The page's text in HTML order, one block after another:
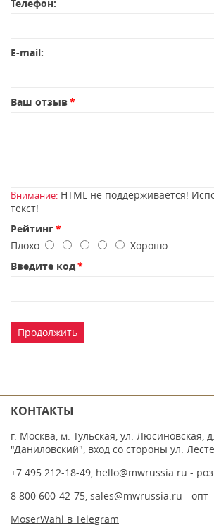
Телефон:
E-mail:
Ваш отзыв
Внимание: HTML не поддерживается!
текст!
Рейтинг
Плохо
Хорошо
Введите код
Продолжить
КОНТАКТЫ
г. Москва, м. Тульская, ул. Люсиновская,
"Даниловский", вход со стороны ул.
+7 495 212-18-49, hello@mwrussia.ru -
8 800 600-42-75, sales@mwrussia.ru - опт
MoserWahl в Telegram